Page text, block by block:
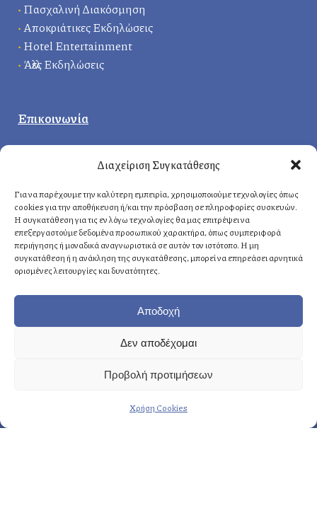
Διαχείριση Συγκατάθεσης
Για να παρέχουμε την καλύτερη εμπειρία, χρησιμοποιούμε τεχνολογίες όπως
cookies για την αποθήκευση ή/και την πρόσβαση σε πληροφορίες συσκευών.
Η συγκατάθεση για τις εν λόγω τεχνολογίες θα μας επιτρέψει να
επεξεργαστούμε δεδομένα προσωπικού χαρακτήρα, όπως συμπεριφορά
περιήγησης ή μοναδικά αναγνωριστικά σε αυτόν τον ιστότοπο. Η μη
συγκατάθεση ή η ανάκληση της συγκατάθεσης, μπορεί να επηρεάσει αρνητικά
ορισμένες λειτουργίες και δυνατότητες.
Αποδοχή
Δεν αποδέχομαι
Προβολή προτιμήσεων
Χρήση Cookies
• Πασχαλινή Διακόσμηση
•Αποκριάτικες Εκδηλώσεις
• Hotel Entertainment
• Άλλες Εκδηλώσεις
Επικοινωνία
Δερβενακίων 1, 14121 Ηράκλειο
Αττική, Ελλάδα
Αθήνα: +30 210 8814876
Κρήτη: +30 2810 258703
: info@fasoulides.gr
→ Προετοιμασία & οργάνωση